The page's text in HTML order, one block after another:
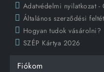
Adatvédelmi nyilatkozat -
Általános szerződési
Hogyan tudok vásárolni?
SZÉP Kártya 2026
Fiókom